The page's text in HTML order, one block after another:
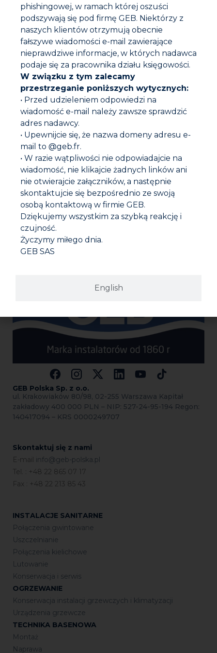
Etykiety i certyfikaty
Ostrzeżenia
Instrukcja obsługi
Przygotowanie :
Wstrząsnąć puszkę.
Zalecenia stosowania :
Minimalna temperatura stosowania : +5°C.
Spryskać kontrolowany obszar.
Pojawienie się bąbli oznacza przeciek.
Czyszczenie :
Przy pomocy detergentów.
Nie stosować rozpuszczalników.
Dokumentacja do pobrania
Karta techniczna
Karta bezpieczeństwa
GEB Polska Sp. z o.o.
ul. Krakowiaków 80/98, 02-255 Warszawa Kapitał
zakładowy 400 000 PLN – NIP: 527-24-95-194 Regon:
140417094 – KRS 0000249707
INSTALACJE SANITARNE
Połączenia gwintowane
Uszczelnianie
Połączenia kielichowe
Lutowanie
Konserwacja i serwis
OGRZEWANIE
Konserwacja instalacji grzewczych i klimatyzacji
Urządzenia grzewcze
TECHNIKA BASENOWA
Montaż
Naprawa
Skontaktuj się z nami
E-mail info@geb-polska.pl
Tel. : +48 22 865 07 17
Fax : +48 22 213 85 43
English
phishingowej, w ramach której oszuści
podszywają się pod firmę GEB. Niektórzy z
naszych klientów otrzymują obecnie
fałszywe wiadomości e-mail zawierające
nieprawdziwe informacje, w których nadawca
podaje się za pracownika działu księgowości.
W związku z tym zalecamy
przestrzeganie poniższych wytycznych:
• Przed udzieleniem odpowiedzi na
wiadomość e-mail należy zawsze sprawdzić
adres nadawcy.
• Upewnijcie się, że nazwa domeny adresu e-
mail to @geb.fr.
• W razie wątpliwości nie odpowiadajcie na
wiadomość, nie klikajcie żadnych linków ani
nie otwierajcie załączników, a następnie
skontaktujcie się bezpośrednio ze swoją
osobą kontaktową w firmie GEB.
Dziękujemy wszystkim za szybką reakcję i
czujność.
Życzymy miłego dnia.
GEB SAS